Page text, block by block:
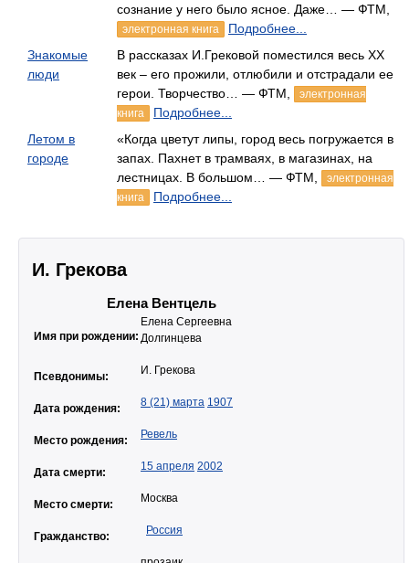
сознание у него было ясное. Даже… — ФТМ,
электронная книга
Подробнее...
Знакомые
люди
В рассказах И.Грековой поместился весь XX
век – его прожили, отлюбили и отстрадали ее
герои. Творчество… — ФТМ,
электронная
книга
Подробнее...
Летом в
городе
«Когда цветут липы, город весь погружается в
запах. Пахнет в трамваях, в магазинах, на
лестницах. В большом… — ФТМ,
электронная
книга
Подробнее...
И. Грекова
Елена Вентцель
Имя при рождении:
Елена Сергеевна
Долгинцева
Псевдонимы: И. Грекова
Дата рождения: 8 (21) марта 1907
Место рождения: Ревель
Дата смерти: 15 апреля 2002
Место смерти: Москва
Гражданство: Россия